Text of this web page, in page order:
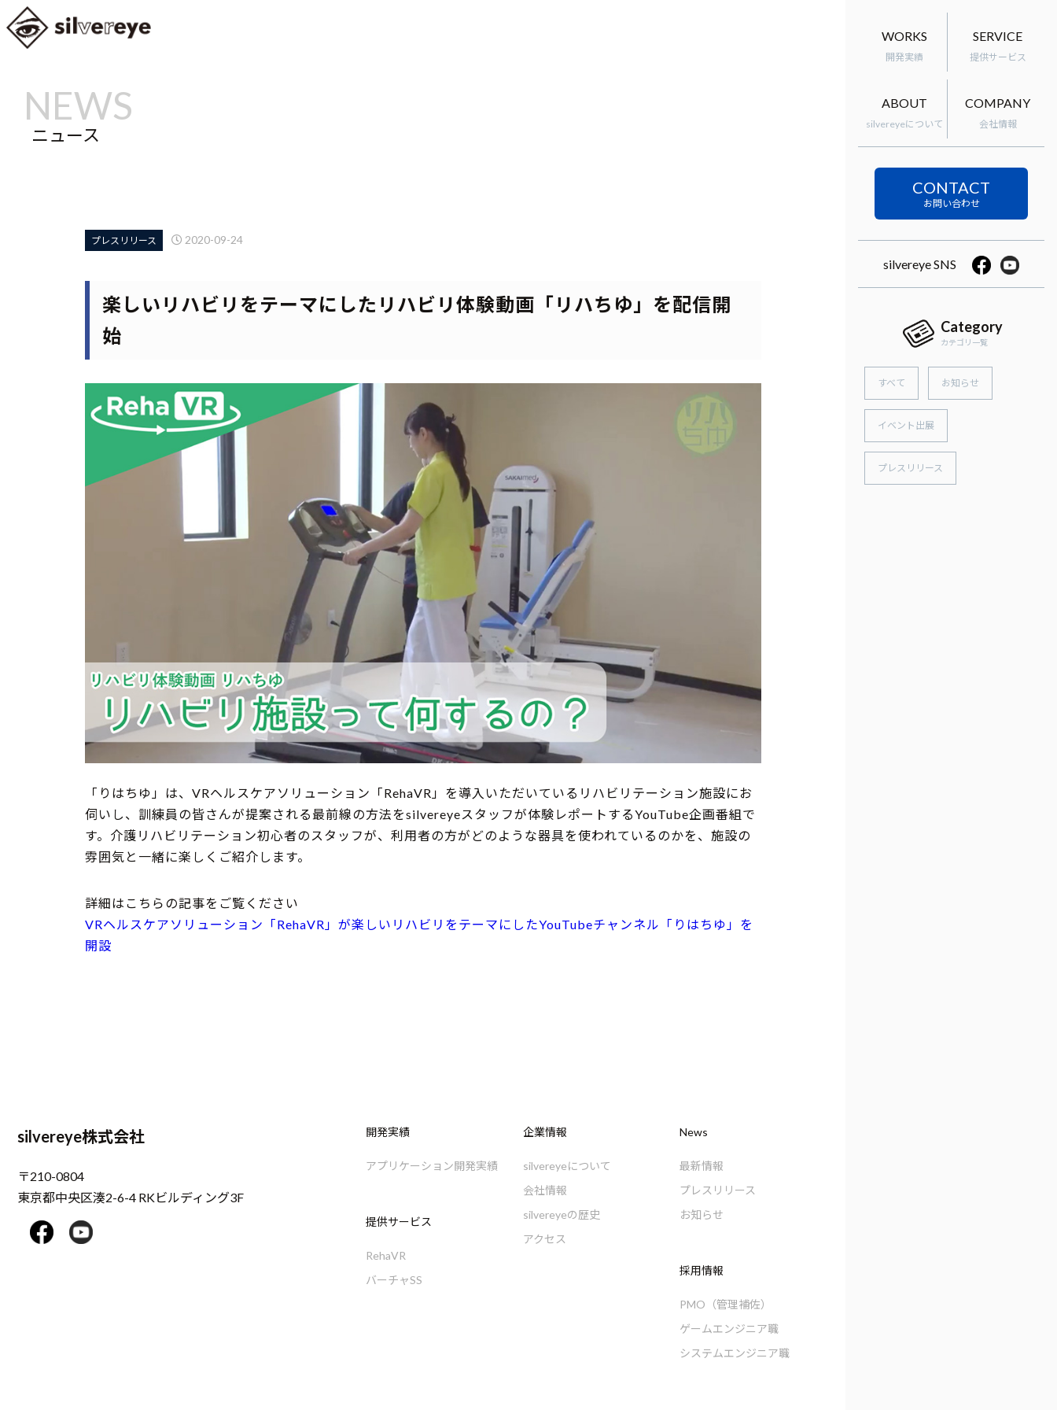
WORKS
開発実績
SERVICE
提供サービス
ABOUT
silvereyeについて
COMPANY
会社情報
CONTACT
silvereye SNS
ニュース
プレスリリース 2020-09-24
楽しいリハビリをテーマにしたリハビリ体験動画「リハちゆ」を配信開
始
「りはちゆ」は、VRヘルスケアソリューション「RehaVR」を導入いただいているリハビリテーション施設にお
伺いし、訓練員の皆さんが提案される最前線の方法をsilvereyeスタッフが体験レポートするYouTube企画番組で
す。介護リハビリテーション初心者のスタッフが、利用者の方がどのような器具を使われているのかを、施設の
雰囲気と一緒に楽しくご紹介します。
詳細はこちらの記事をご覧ください
VRヘルスケアソリューション「RehaVR」が楽しいリハビリをテーマにしたYouTubeチャンネル「りはちゆ」を
開設
silvereye株式会社
〒210-0804
東京都中央区湊2-6-4 RKビルディング3F
開発実績
アプリケーション開発実績
提供サービス
RehaVR
バーチャSS
企業情報
silvereyeについて
会社情報
silvereyeの歴史
アクセス
News
最新情報
プレスリリース
お知らせ
採用情報
PMO（管理補佐）
ゲームエンジニア職
システムエンジニア職
Category
すべて お知らせ
イベント出展
プレスリリース